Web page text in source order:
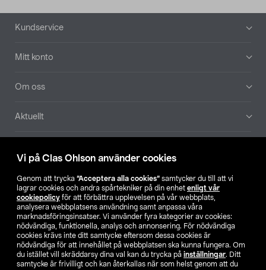
Vi på Clas Ohlson använder cookies
Genom att trycka ”Acceptera alla cookies” samtycker du till att vi
lagrar cookies och andra spårtekniker på din enhet enligt vår
cookiepolicy för att förbättra upplevelsen på vår webbplats,
analysera webbplatsens användning samt anpassa våra
marknadsföringsinsatser. Vi använder fyra kategorier av cookies:
nödvändiga, funktionella, analys och annonsering. För nödvändiga
cookies krävs inte ditt samtycke eftersom dessa cookies är
nödvändiga för att innehållet på webbplatsen ska kunna fungera. Om
du istället vill skräddarsy dina val kan du trycka på inställningar. Ditt
samtycke är frivilligt och kan återkallas när som helst genom att du
Sidfot
Kundservice
Mitt konto
Om oss
Aktuellt
Hitta butik
SE NO FI